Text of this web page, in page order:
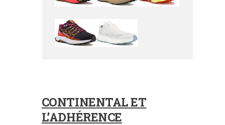
CONTINENTAL ET
L’ADHÉRENCE